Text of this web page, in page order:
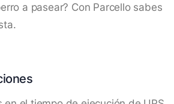
a pasear? Con Parcello sabes